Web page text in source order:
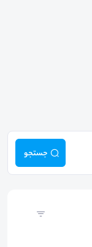
جستجو